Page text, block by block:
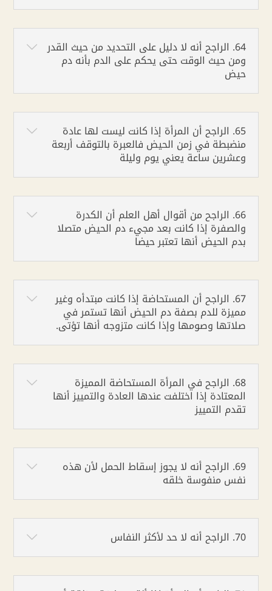
64. الراجح أنه لا دليل على التحديد من حيث القدر
ومن حيث الوقت حتى يحكم على الدم بأنه دم
حيض
65. الراجح أن المرأة إذا كانت ليست لها عادة
منضبطة في زمن الحيض فالعبرة بالتوقف أربعة
وعشرين ساعة يعني يوم وليلة
66. الراجح من أقوال أهل العلم أن الكدرة
والصفرة إذا كانت بعد مجيء دم الحيض متصلا
بدم الحيض أنها تعتبر حيضا
67. الراجح أن المستحاضة إذا كانت مبتدأه وغير
مميزة للدم بصفة دم الحيض أنها تستمر في
صلاتها وصومها وإذا كانت متزوجه أنها تؤتى.
68. الراجح في المرأة المستحاضة المميزة
المعتادة إذا اختلفت عندها العادة والتمييز أنها
تقدم التمييز
69. الراجح أنه لا يجوز إسقاط الحمل لأن هذه
نفس منفوسة خلقه
70. الراجح أنه لا حد لأكثر النفاس